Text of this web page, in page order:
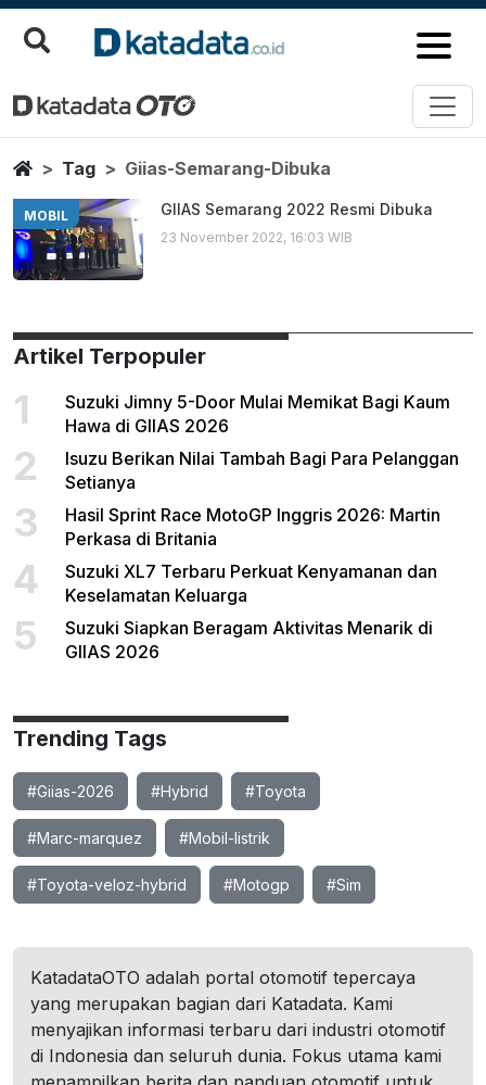
Giias Semarang Dibuka
Berita Terbaru
HomeTag Giias-Semarang-Dibuka
MOBIL GIIAS Semarang 2022 Resmi Dibuka
23 November 2022, 16:03 WIB
Artikel Terpopuler
1
Suzuki Jimny 5-Door Mulai Memikat Bagi Kaum
Hawa di GIIAS 2026
2
Isuzu Berikan Nilai Tambah Bagi Para Pelanggan
Setianya
3
Hasil Sprint Race MotoGP Inggris 2026: Martin
Perkasa di Britania
4
Suzuki XL7 Terbaru Perkuat Kenyamanan dan
Keselamatan Keluarga
5
Suzuki Siapkan Beragam Aktivitas Menarik di
GIIAS 2026
Trending Tags
#Giias-2026 #Hybrid #Toyota
#Marc-marquez #Mobil-listrik
#Toyota-veloz-hybrid #Motogp #Sim
KatadataOTO adalah portal otomotif tepercaya
yang merupakan bagian dari Katadata. Kami
menyajikan informasi terbaru dari industri otomotif
di Indonesia dan seluruh dunia. Fokus utama kami